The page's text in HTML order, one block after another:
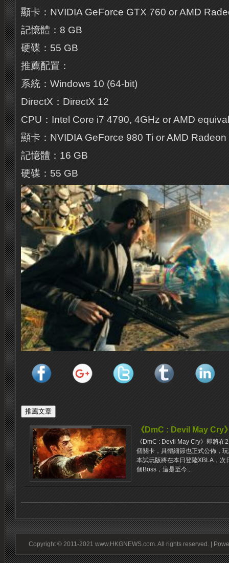
顯卡：NVIDIA GeForce GTX 760 or AMD
記憶體：8 GB
硬碟：55 GB
推薦配置：
系統：Windows 10 (64-bit)
DirectX：DirectX 12
CPU：Intel Core i7 4790, 4GHz or AMD
顯卡：NVIDIA GeForce 980 Ti or AMD
記憶體：16 GB
硬碟：55 GB
《DmC : Devil May Cry
《DmC : Devil May Cry》即將
個關卡，具體細節也正式公佈，
本試玩版將在本日登陸XBLA，
個Boss，這是至今...
Copyright © 2011-2021 www.HKGNEWS.com. All rights reserved. |